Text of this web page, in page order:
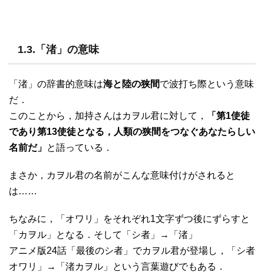
1.3.「渚」の意味
「渚」の辞書的意味は海と陸の狭間で波打ち際という意味
だ．
このことから，加持さんはカヲル君に対して，
「第1使徒
であり第13使徒となる，人類の狭間をつなぐあなたらしい
名前だ」 と語っている．
まさか，カヲル君の名前がこんな意味付けがされると
は……
ちなみに，「オワリ」をそれぞれ1文字ずつ後にずらすと
「カヲル」となる．そして「シ者」→「渚」
アニメ版24話「最後のシ者」でカヲル君が登場し，「シ者
オワリ」→「渚カヲル」という言葉遊びでもある．